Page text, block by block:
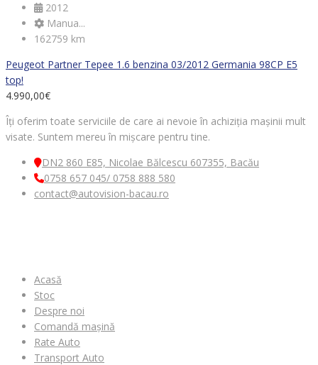
2012
Manua...
162759 km
Peugeot Partner Tepee 1.6 benzina 03/2012 Germania 98CP E5
top!
4.990,00€
Îți oferim toate serviciile de care ai nevoie în achiziția mașinii mult
visate. Suntem mereu în mișcare pentru tine.
DN2 860 E85, Nicolae Bălcescu 607355, Bacău
0758 657 045/ 0758 888 580
contact@autovision-bacau.ro
Acasă
Stoc
Despre noi
Comandă mașină
Rate Auto
Transport Auto